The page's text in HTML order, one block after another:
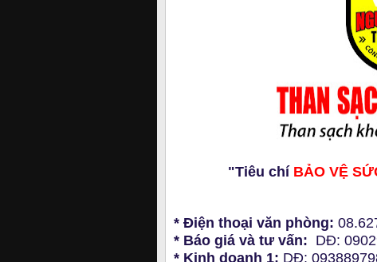
"Tiêu chí BẢO VỆ
* Điện thoại văn phòng:
* Báo giá và tư vấn: DĐ:
* Kinh doanh 1: DĐ: